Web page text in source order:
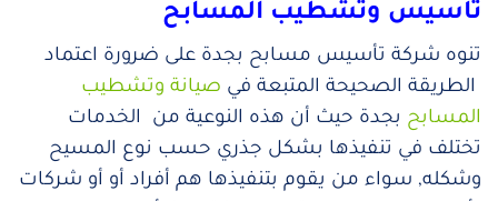
تأسيس وتشطيب المسابح
تنوه شركة تأسيس مسابح بجدة على ضرورة اعتماد
الطريقة الصحيحة المتبعة في صيانة وتشطيب
المسابح بجدة حيث أن هذه النوعية من الخدمات
تختلف في تنفيذها بشكل جذري حسب نوع المسيح
وشكله, سواء من يقوم بتنفيذها هم أفراد أو أو شركات